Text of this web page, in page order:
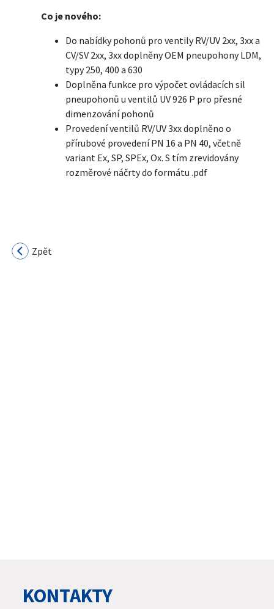
Co je nového:
Do nabídky pohonů pro ventily RV/UV 2xx, 3xx a
CV/SV 2xx, 3xx doplněny OEM pneupohony LDM,
typy 250, 400 a 630
Doplněna funkce pro výpočet ovládacích sil
pneupohonů u ventilů UV 926 P pro přesné
dimenzování pohonů
Provedení ventilů RV/UV 3xx doplněno o
přírubové provedení PN 16 a PN 40, včetně
variant Ex, SP, SPEx, Ox. S tím zrevidovány
rozměrové náčrty do formátu .pdf
Zpět
KONTAKTY